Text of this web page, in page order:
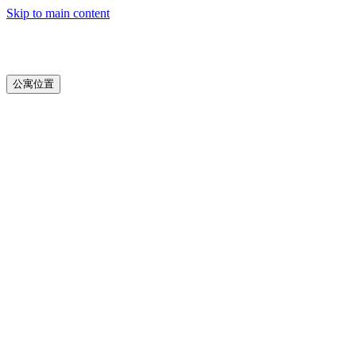
Skip to main content
公寓位置